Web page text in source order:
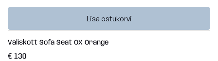
Lisa ostukorvi
Väliskott Sofa Seat OX Orange
€ 130